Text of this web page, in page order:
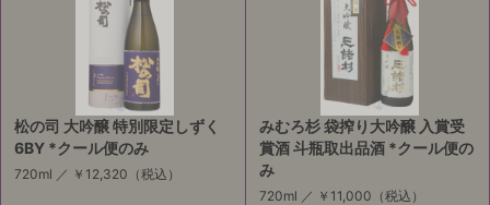
松の司 大吟醸 特別限定しずく
6BY *クール便のみ
720ml ／ ￥12,320 （税込）
みむろ杉 袋搾り大吟醸 入賞受
賞酒 斗瓶取出品酒 *クール便の
み
720ml ／ ￥11,000 （税込）